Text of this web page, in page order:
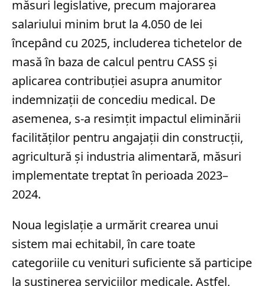
măsuri legislative, precum majorarea
salariului minim brut la 4.050 de lei
începând cu 2025, includerea tichetelor de
masă în baza de calcul pentru CASS și
aplicarea contribuției asupra anumitor
indemnizații de concediu medical. De
asemenea, s-a resimțit impactul eliminării
facilităților pentru angajații din construcții,
agricultură și industria alimentară, măsuri
implementate treptat în perioada 2023–
2024.
Noua legislație a urmărit crearea unui
sistem mai echitabil, în care toate
categoriile cu venituri suficiente să participe
la susținerea serviciilor medicale. Astfel,